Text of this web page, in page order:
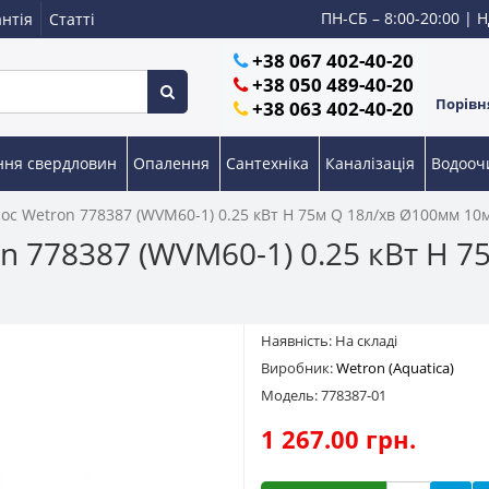
Статті ПН-СБ – 8:00-20:00 |
+38 067 402-40-20
+38 050 489-40-20
+38 063 402-40-20
свердловин Опалення Сантехніка Каналізація
Wetron 778387 (WVM60-1) 0.25 кВт H 75м Q 18л/хв Ø100мм
778387 (WVM60-1) 0.25 кВт H
Наявність: На складі
Виробник:Wetron (Aquatica)
Модель: 778387-01
1 267.00 грн.